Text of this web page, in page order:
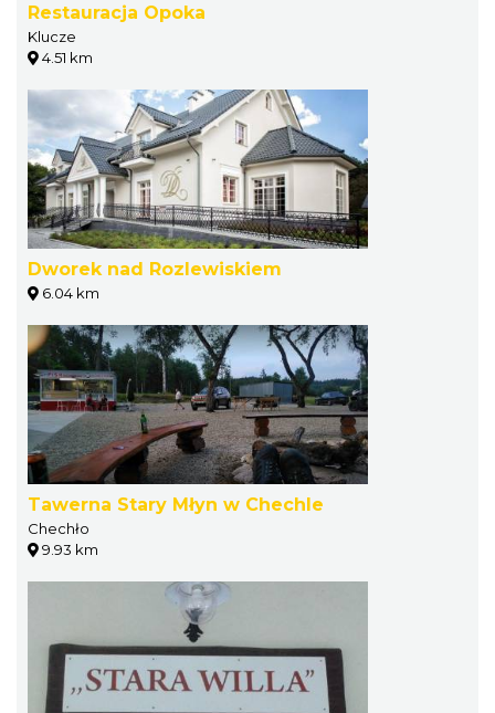
Restauracja Opoka
Klucze
4.51 km
Dworek nad Rozlewiskiem
6.04 km
Tawerna Stary Młyn w Chechle
Chechło
9.93 km